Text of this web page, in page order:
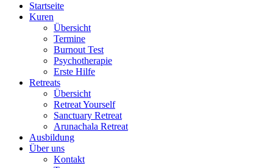
Startseite
Kuren
Übersicht
Termine
Burnout Test
Psychotherapie
Erste Hilfe
Retreats
Übersicht
Retreat Yourself
Sanctuary Retreat
Arunachala Retreat
Ausbildung
Über uns
Kontakt